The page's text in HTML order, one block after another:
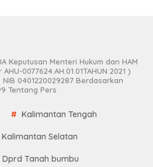
Keputusan Menteri Hukum dan HAM
0077624.AH.01.01TAHUN 2021 )
NIB 0401220029287 Berdasarkan
Tentang Pers
Kalimantan Tengah
Kalimantan Selatan
Dprd Tanah bumbu